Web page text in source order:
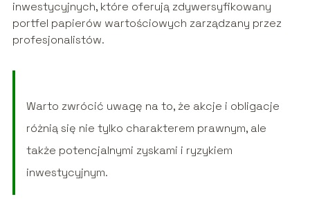
inwestycyjnych, które oferują zdywersyfikowany
portfel papierów wartościowych zarządzany przez
profesjonalistów.
Warto zwrócić uwagę na to, że akcje i obligacje
różnią się nie tylko charakterem prawnym, ale
także potencjalnymi zyskami i ryzykiem
inwestycyjnym.